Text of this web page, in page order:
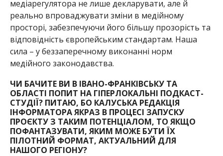
медіарегулятора не лише декларувати, але й
реально впроваджувати зміни в медійному
просторі, забезпечуючи його більшу прозорість та
відповідність європейським стандартам. Наша
сила – у беззаперечному виконанні норм
медійного законодавства.
ЧИ БАЧИТЕ ВИ В ІВАНО-ФРАНКІВСЬКУ ТА
ОБЛАСТІ ПОПИТ НА ГІПЕРЛОКАЛЬНІ ПОДКАСТ-
СТУДІЇ? ПИТАЮ, БО КАЛУСЬКА РЕДАКЦІЯ
ІНФОРМАТОРАЯКРАЗ В ПРОЦЕСІ ЗАПУСКУ
ПРОЄКТУ З ТАКИМ ПОТЕНЦІАЛОМ, ТО ЯКЩО
ПОФАНТАЗУВАТИ, ЯКИМ МОЖЕ БУТИ ЇХ
ПІЛОТНИЙ ФОРМАТ, АКТУАЛЬНИЙ ДЛЯ
НАШОГО РЕГІОНУ?